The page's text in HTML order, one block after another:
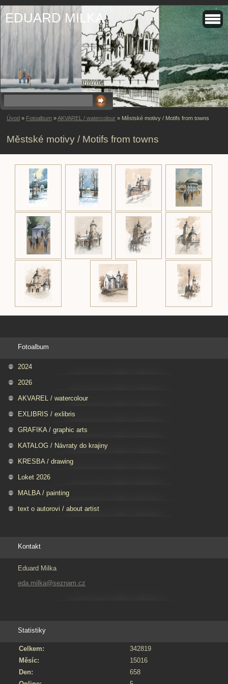
EDUARD MILKA
Úvod » Fotoalbum »AKVAREL / watercolour » Městské motivy / Motifs from towns
Městské motivy / Motifs from towns
Fotoalbum
2024
2026
AKVAREL / watercolour
EXLIBRIS / exlibris
GRAFIKA / graphic arts
KATALOG / Návraty do krajiny
KRESBA / drawing
Loket 2026
MALBA / painting
text o autorovi / about artist
Kontakt
Eduard Milka
eda.milka@seznam.cz
Statistiky
Celkem:
342819
Měsíc:
15016
Den:
658